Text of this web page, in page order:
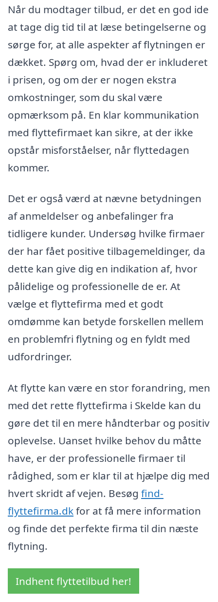
Når du modtager tilbud, er det en god ide
at tage dig tid til at læse betingelserne og
sørge for, at alle aspekter af flytningen er
dækket. Spørg om, hvad der er inkluderet
i prisen, og om der er nogen ekstra
omkostninger, som du skal være
opmærksom på. En klar kommunikation
med flyttefirmaet kan sikre, at der ikke
opstår misforståelser, når flyttedagen
kommer.
Det er også værd at nævne betydningen
af anmeldelser og anbefalinger fra
tidligere kunder. Undersøg hvilke firmaer
der har fået positive tilbagemeldinger, da
dette kan give dig en indikation af, hvor
pålidelige og professionelle de er. At
vælge et flyttefirma med et godt
omdømme kan betyde forskellen mellem
en problemfri flytning og en fyldt med
udfordringer.
At flytte kan være en stor forandring, men
med det rette flyttefirma i Skelde kan du
gøre det til en mere håndterbar og positiv
oplevelse. Uanset hvilke behov du måtte
have, er der professionelle firmaer til
rådighed, som er klar til at hjælpe dig med
hvert skridt af vejen. Besøg find-
flyttefirma.dkfor at få mere information
og finde det perfekte firma til din næste
flytning.
Indhent flyttetilbud her!